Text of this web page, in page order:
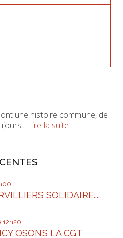
une histoire commune, de
Lire la suite
SOLIDAIRE....
12h20
OSONS LA CGT